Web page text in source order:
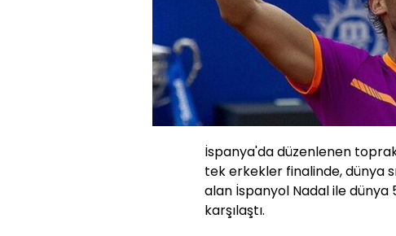
İspanya'da düzenlenen
tek erkekler finalinde, dünya
alan İspanyol Nadal ile dünya
karşılaştı.